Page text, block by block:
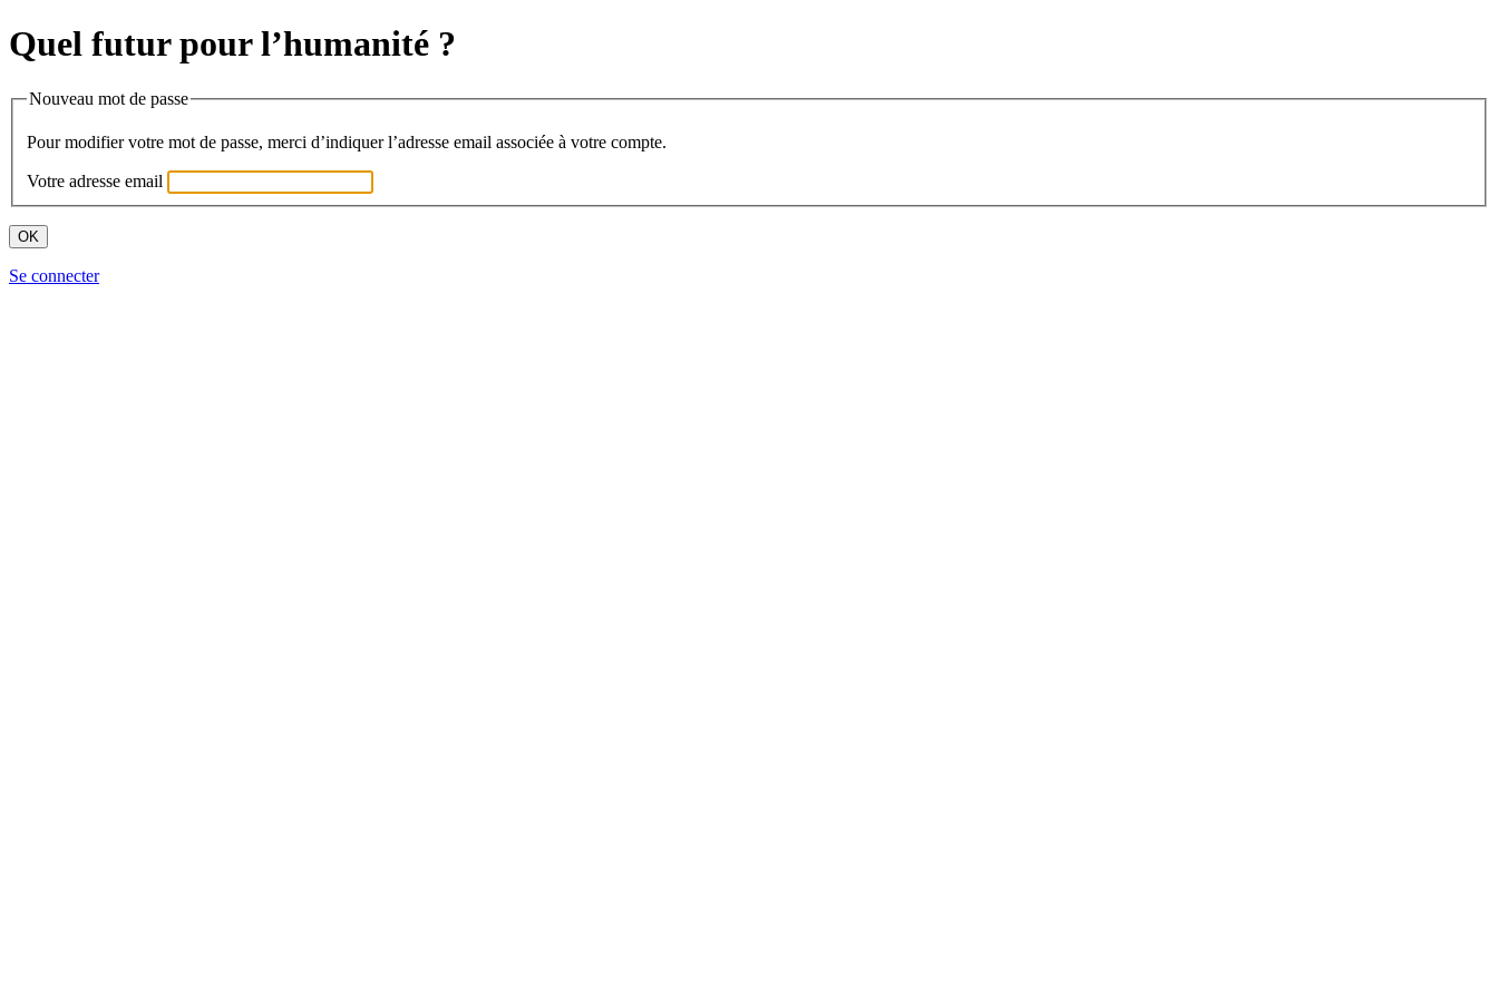
Quel futur pour l’humanité ?
Nouveau mot de passe
Pour modifier votre mot de passe, merci d’indiquer l’adresse email associée à votre compte.
Votre adresse email
Se connecter